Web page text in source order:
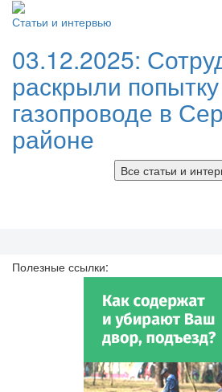
Статьи и интервью
03.12.2025:
раскрыли
газопроводе в
районе
Все статьи и
Полезные ссылки: